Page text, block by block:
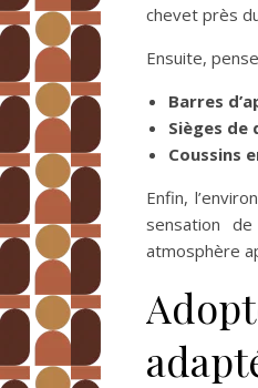
chevet près
Ensuite,
Barres
Sièges de
Coussins
Enfin,
sensation
atmosphère